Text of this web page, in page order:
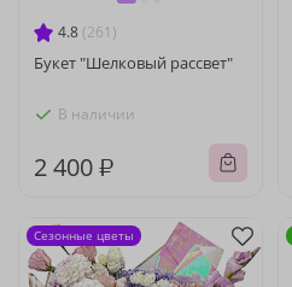
4.8 (261)
Букет "Шелковый рассвет"
В наличии
2 400 ₽
Сезонные цветы